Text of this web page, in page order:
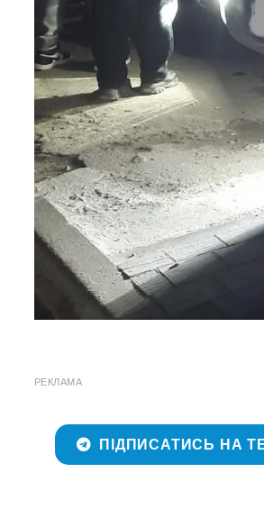
РЕКЛАМА
ПІДПИСАТИСЬ НА